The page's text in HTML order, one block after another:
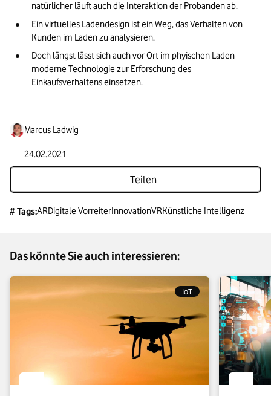
natürlicher läuft auch die Interaktion der Probanden ab.
Ein virtuelles Ladendesign ist ein Weg, das Verhalten von
Kunden im Laden zu analysieren.
Doch längst lässt sich auch vor Ort im phyischen Laden
moderne Technologie zur Erforschung des
Einkaufsverhaltens einsetzen.
Marcus Ladwig
24.02.2021
Teilen
# Tags:ARDigitale VorreiterInnovationVRKünstliche Intelligenz
Das könnte Sie auch interessieren:
IoT